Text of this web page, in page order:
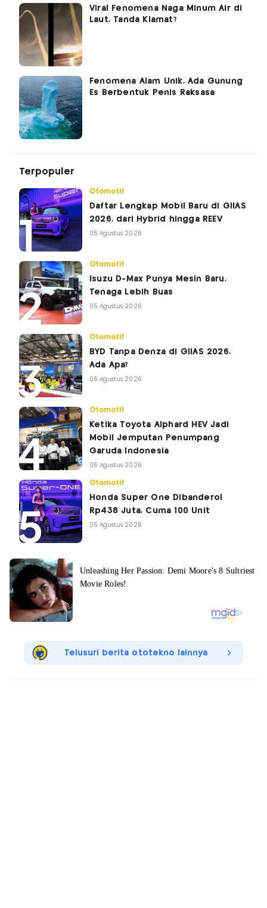
Viral Fenomena Naga Minum Air di
Laut, Tanda Kiamat?
Fenomena Alam Unik, Ada Gunung
Es Berbentuk Penis Raksasa
Terpopuler
Otomotif
Daftar Lengkap Mobil Baru di GIIAS
2026, dari Hybrid hingga REEV
05 Agustus 2026
Otomotif
Isuzu D-Max Punya Mesin Baru,
Tenaga Lebih Buas
05 Agustus 2026
Otomotif
BYD Tanpa Denza di GIIAS 2026,
Ada Apa?
05 Agustus 2026
Otomotif
Ketika Toyota Alphard HEV Jadi
Mobil Jemputan Penumpang
Garuda Indonesia
05 Agustus 2026
Otomotif
Honda Super One Dibanderol
Rp438 Juta, Cuma 100 Unit
05 Agustus 2026
Telusuri berita ototekno lainnya